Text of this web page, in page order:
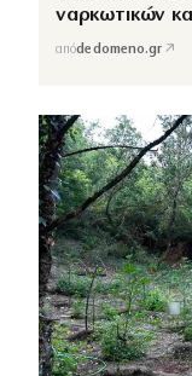
ναρκωτικών
απόdedomeno.gr ↗